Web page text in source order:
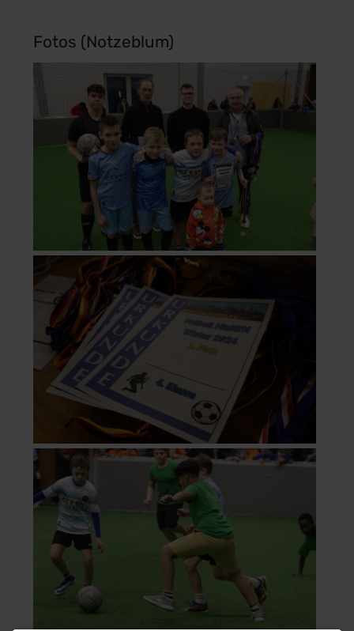
Fotos (Notzeblum)